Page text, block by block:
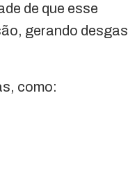
de que esse
gerando
como: